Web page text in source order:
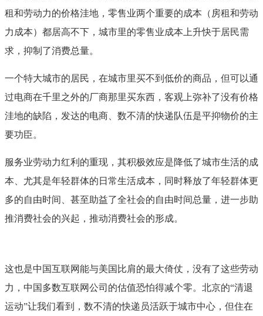
租和劳动力的价格洼地，零售业两个重要的成本（房租和劳动
力成本）都居高不下，城市里的零售业成本上升快于居民需
求，抑制了消费总量。
一个特大城市的居民，在城市里买不到低价的商品，但可以通
过电商在千里之外的厂商那里买东西，客观上弥补了没有价格
洼地的缺陷，发达的电商、数不清的快递队伍是平抑物价的主
要功臣。
服务业劳动力红利的重现，其积极效应是降低了城市生活的成
本、尤其是年轻群体的日常生活成本，同时释放了年轻群体更
多的自由时间、甚至助益了全社会的自由时间总量，进一步助
推消费社会的兴起，推动消费社会的形成。
这也是中国互联网能与美国比肩的最大倚仗，没有了这些劳动
力，中国多数互联网公司的估值恐怕得减个零。北京的“清退
运动”让我们看到，数不清的快递员活跃于城市中心，但住在